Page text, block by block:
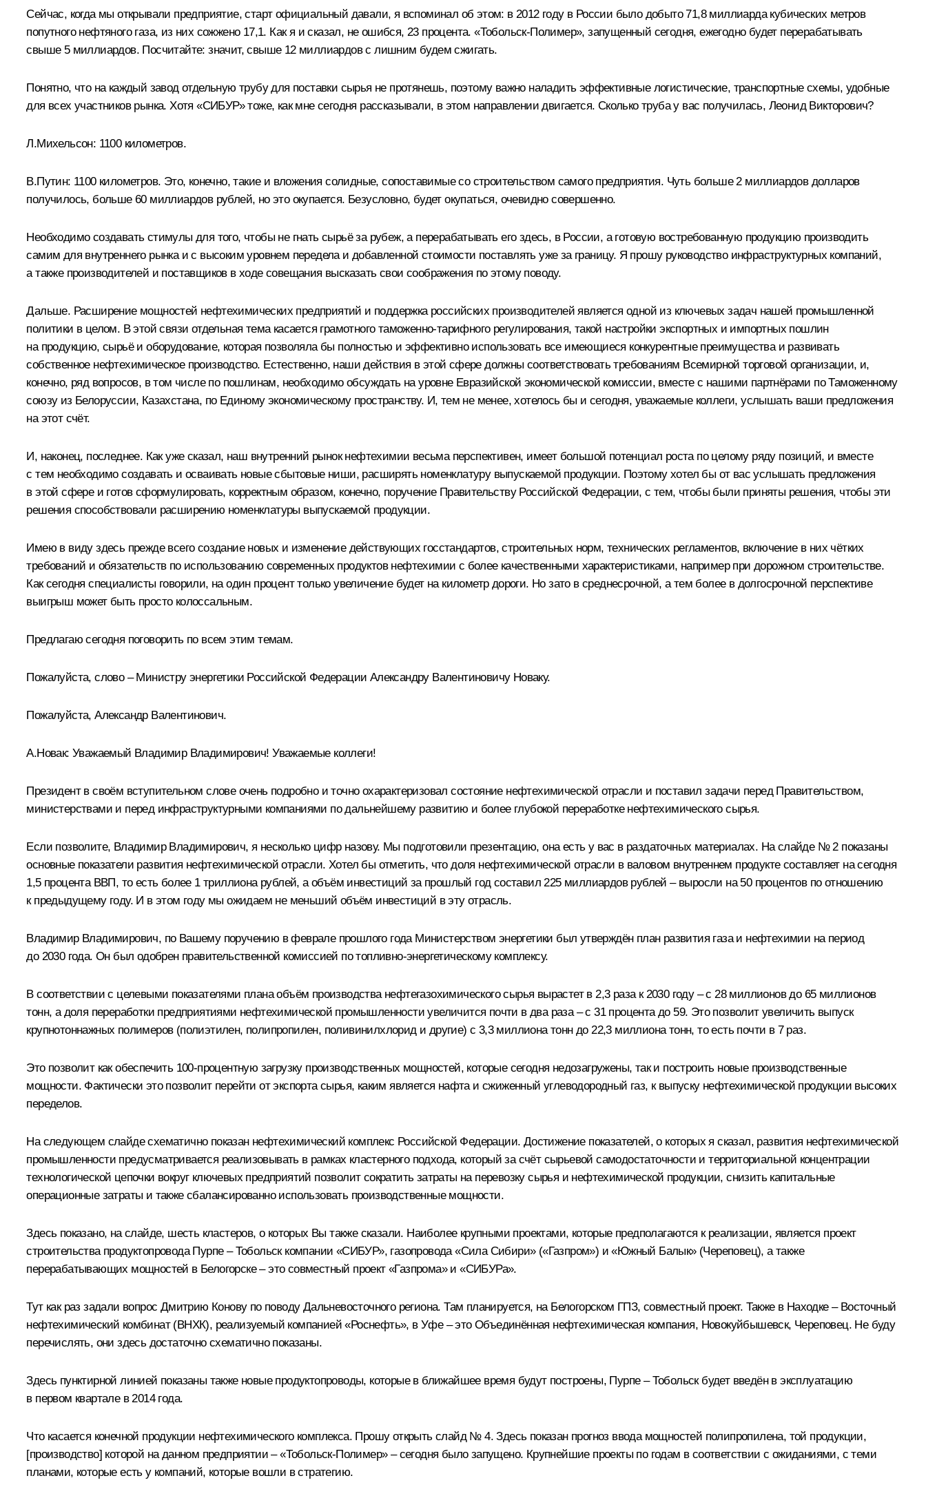
Сейчас, когда мы открывали предприятие, старт официальный давали, я вспоминал об этом: в 2012 году в России было добыто 71,8 миллиарда кубических метров
попутного нефтяного газа, из них сожжено 17,1. Как я и сказал, не ошибся, 23 процента. «Тобольск-Полимер», запущенный сегодня, ежегодно будет перерабатывать
свыше 5 миллиардов. Посчитайте: значит, свыше 12 миллиардов с лишним будем сжигать.
Понятно, что на каждый завод отдельную трубу для поставки сырья не протянешь, поэтому важно наладить эффективные логистические, транспортные схемы, удобные
для всех участников рынка. Хотя «СИБУР» тоже, как мне сегодня рассказывали, в этом направлении двигается. Сколько труба у вас получилась, Леонид Викторович?
Л.Михельсон: 1100 километров.
В.Путин: 1100 километров. Это, конечно, такие и вложения солидные, сопоставимые со строительством самого предприятия. Чуть больше 2 миллиардов долларов
получилось, больше 60 миллиардов рублей, но это окупается. Безусловно, будет окупаться, очевидно совершенно.
Необходимо создавать стимулы для того, чтобы не гнать сырьё за рубеж, а перерабатывать его здесь, в России, а готовую востребованную продукцию производить
самим для внутреннего рынка и с высоким уровнем передела и добавленной стоимости поставлять уже за границу. Я прошу руководство инфраструктурных компаний,
а также производителей и поставщиков в ходе совещания высказать свои соображения по этому поводу.
Дальше. Расширение мощностей нефтехимических предприятий и поддержка российских производителей является одной из ключевых задач нашей промышленной
политики в целом. В этой связи отдельная тема касается грамотного таможенно-тарифного регулирования, такой настройки экспортных и импортных пошлин
на продукцию, сырьё и оборудование, которая позволяла бы полностью и эффективно использовать все имеющиеся конкурентные преимущества и развивать
собственное нефтехимическое производство. Естественно, наши действия в этой сфере должны соответствовать требованиям Всемирной торговой организации, и,
конечно, ряд вопросов, в том числе по пошлинам, необходимо обсуждать на уровне Евразийской экономической комиссии, вместе с нашими партнёрами по Таможенному
союзу из Белоруссии, Казахстана, по Единому экономическому пространству. И, тем не менее, хотелось бы и сегодня, уважаемые коллеги, услышать ваши предложения
на этот счёт.
И, наконец, последнее. Как уже сказал, наш внутренний рынок нефтехимии весьма перспективен, имеет большой потенциал роста по целому ряду позиций, и вместе
с тем необходимо создавать и осваивать новые сбытовые ниши, расширять номенклатуру выпускаемой продукции. Поэтому хотел бы от вас услышать предложения
в этой сфере и готов сформулировать, корректным образом, конечно, поручение Правительству Российской Федерации, с тем, чтобы были приняты решения, чтобы эти
решения способствовали расширению номенклатуры выпускаемой продукции.
Имею в виду здесь прежде всего создание новых и изменение действующих госстандартов, строительных норм, технических регламентов, включение в них чётких
требований и обязательств по использованию современных продуктов нефтехимии с более качественными характеристиками, например при дорожном строительстве.
Как сегодня специалисты говорили, на один процент только увеличение будет на километр дороги. Но зато в среднесрочной, а тем более в долгосрочной перспективе
выигрыш может быть просто колоссальным.
Предлагаю сегодня поговорить по всем этим темам.
Пожалуйста, слово – Министру энергетики Российской Федерации Александру Валентиновичу Новаку.
Пожалуйста, Александр Валентинович.
А.Новак: Уважаемый Владимир Владимирович! Уважаемые коллеги!
Президент в своём вступительном слове очень подробно и точно охарактеризовал состояние нефтехимической отрасли и поставил задачи перед Правительством,
министерствами и перед инфраструктурными компаниями по дальнейшему развитию и более глубокой переработке нефтехимического сырья.
Если позволите, Владимир Владимирович, я несколько цифр назову. Мы подготовили презентацию, она есть у вас в раздаточных материалах. На слайде № 2 показаны
основные показатели развития нефтехимической отрасли. Хотел бы отметить, что доля нефтехимической отрасли в валовом внутреннем продукте составляет на сегодня
1,5 процента ВВП, то есть более 1 триллиона рублей, а объём инвестиций за прошлый год составил 225 миллиардов рублей – выросли на 50 процентов по отношению
к предыдущему году. И в этом году мы ожидаем не меньший объём инвестиций в эту отрасль.
Владимир Владимирович, по Вашему поручению в феврале прошлого года Министерством энергетики был утверждён план развития газа и нефтехимии на период
до 2030 года. Он был одобрен правительственной комиссией по топливно-энергетическому комплексу.
В соответствии с целевыми показателями плана объём производства нефтегазохимического сырья вырастет в 2,3 раза к 2030 году – с 28 миллионов до 65 миллионов
тонн, а доля переработки предприятиями нефтехимической промышленности увеличится почти в два раза – с 31 процента до 59. Это позволит увеличить выпуск
крупнотоннажных полимеров (полиэтилен, полипропилен, поливинилхлорид и другие) с 3,3 миллиона тонн до 22,3 миллиона тонн, то есть почти в 7 раз.
Это позволит как обеспечить 100-процентную загрузку производственных мощностей, которые сегодня недозагружены, так и построить новые производственные
мощности. Фактически это позволит перейти от экспорта сырья, каким является нафта и сжиженный углеводородный газ, к выпуску нефтехимической продукции высоких
переделов.
На следующем слайде схематично показан нефтехимический комплекс Российской Федерации. Достижение показателей, о которых я сказал, развития нефтехимической
промышленности предусматривается реализовывать в рамках кластерного подхода, который за счёт сырьевой самодостаточности и территориальной концентрации
технологической цепочки вокруг ключевых предприятий позволит сократить затраты на перевозку сырья и нефтехимической продукции, снизить капитальные
операционные затраты и также сбалансированно использовать производственные мощности.
Здесь показано, на слайде, шесть кластеров, о которых Вы также сказали. Наиболее крупными проектами, которые предполагаются к реализации, является проект
строительства продуктопровода Пурпе – Тобольск компании «СИБУР», газопровода «Сила Сибири» («Газпром») и «Южный Балык» (Череповец), а также
перерабатывающих мощностей в Белогорске – это совместный проект «Газпрома» и «СИБУРа».
Тут как раз задали вопрос Дмитрию Конову по поводу Дальневосточного региона. Там планируется, на Белогорском ГПЗ, совместный проект. Также в Находке – Восточный
нефтехимический комбинат (ВНХК), реализуемый компанией «Роснефть», в Уфе – это Объединённая нефтехимическая компания, Новокуйбышевск, Череповец. Не буду
перечислять, они здесь достаточно схематично показаны.
Здесь пунктирной линией показаны также новые продуктопроводы, которые в ближайшее время будут построены, Пурпе – Тобольск будет введён в эксплуатацию
в первом квартале в 2014 года.
Что касается конечной продукции нефтехимического комплекса. Прошу открыть слайд № 4. Здесь показан прогноз ввода мощностей полипропилена, той продукции,
[производство] которой на данном предприятии – «Тобольск-Полимер» – сегодня было запущено. Крупнейшие проекты по годам в соответствии с ожиданиями, с теми
планами, которые есть у компаний, которые вошли в стратегию.